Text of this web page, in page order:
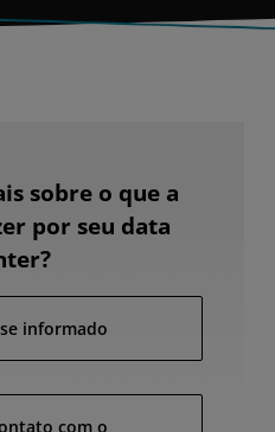
sobre o que a
por seu data
informado
com o